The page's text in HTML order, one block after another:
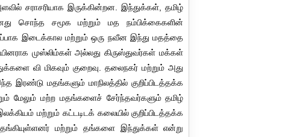
சராசரியாக இருக்கின்றன. இந்துக்கள், தமிழ்
சொந்த சமூக மற்றும் மத நம்பிக்கைகளின்
இடைக்கால மற்றும் ஒரு நவீன இந்து மதத்தை
முஸ்லிம்கள் அல்லது கிருஸ்துவர்கள் மக்கள்
வி மிகவும் குறைவு. தலைநகர் மற்றும் அது
இரண்டு மதங்களும் மாநிலத்தில் குறிப்பிடத்தக்க
மேலும் மற்ற மதங்களைச் சேர்ந்தவர்களும் தமிழ்
மற்றும் கட்டடிடக் கலையில் குறிப்பிடத்தக்க
தங்கியுள்ளனர் மற்றும் தங்களை இந்துக்கள் என்று